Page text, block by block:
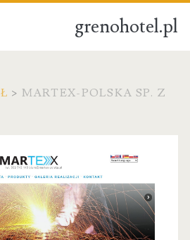
grenohotel.pl
> MARTEX-POLSKA SP. Z